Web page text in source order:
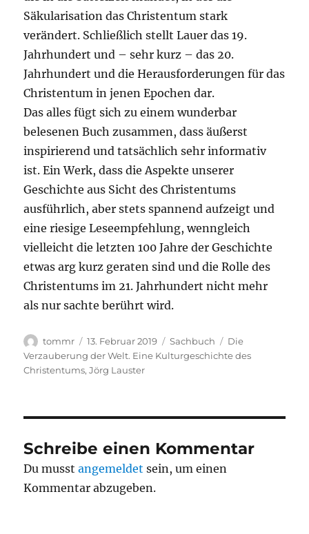
Säkularisation das Christentum stark
verändert. Schließlich stellt Lauer das 19.
Jahrhundert und – sehr kurz – das 20.
Jahrhundert und die Herausforderungen für das
Christentum in jenen Epochen dar.
Das alles fügt sich zu einem wunderbar
belesenen Buch zusammen, dass äußerst
inspirierend und tatsächlich sehr informativ
ist. Ein Werk, dass die Aspekte unserer
Geschichte aus Sicht des Christentums
ausführlich, aber stets spannend aufzeigt und
eine riesige Leseempfehlung, wenngleich
vielleicht die letzten 100 Jahre der Geschichte
etwas arg kurz geraten sind und die Rolle des
Christentums im 21. Jahrhundert nicht mehr
als nur sachte berührt wird.
Autor
tommr
Veröffentlicht
am
13. Februar 2019 Kategorien
Sachbuch Schlagwörter
Die
Verzauberung der Welt. Eine Kulturgeschichte des
Christentums,Jörg Lauster
Schreibe einen Kommentar
Du musstangemeldet sein, um einen
Kommentar abzugeben.